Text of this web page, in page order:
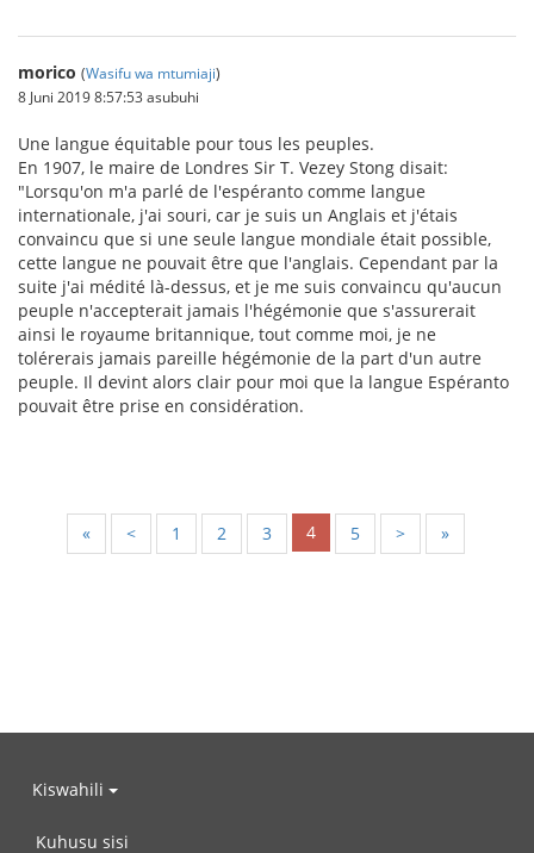
morico (Wasifu wa mtumiaji)
8 Juni 2019 8:57:53 asubuhi
Une langue équitable pour tous les peuples.
En 1907, le maire de Londres Sir T. Vezey Stong disait:
"Lorsqu'on m'a parlé de l'espéranto comme langue
internationale, j'ai souri, car je suis un Anglais et j'étais
convaincu que si une seule langue mondiale était possible,
cette langue ne pouvait être que l'anglais. Cependant par la
suite j'ai médité là-dessus, et je me suis convaincu qu'aucun
peuple n'accepterait jamais l'hégémonie que s'assurerait
ainsi le royaume britannique, tout comme moi, je ne
tolérerais jamais pareille hégémonie de la part d'un autre
peuple. Il devint alors clair pour moi que la langue Espéranto
pouvait être prise en considération.
« < 1 2 3 4 5 > »
Kiswahili
Kuhusu sisi